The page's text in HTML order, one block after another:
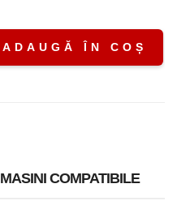
ADAUGĂ ÎN COȘ
MASINI COMPATIBILE